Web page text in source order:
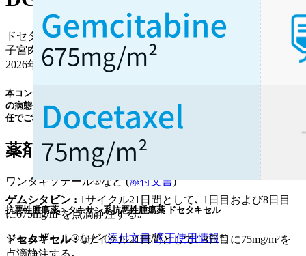
ゲムシタビン : 1サイクル21日間として､ 1日目および8日目
に675mg/m²を点滴静注する｡
ドセタキセル :1サイクル21日間として､ 8日目に75mg/m²を
ドセタキセル＋ゲムシタビン
子宮肉腫 > 再発転移後 (二次治療以降)
2026年06月12日 更新
本コンテンツは特定の治療法を推奨するものではありません｡ 個々の患者
の病態や､ 実際の薬剤情報やガイドラインを確認の上､ 利用者の判断と責
任でご利用ください｡
薬剤情報
ワンタキソテール®など (添付文書)
抗悪性腫瘍薬 > タキサン系抗悪性腫瘍薬 ドセタキセル
ジェムザール®など (添付文書/適正使用情報*)